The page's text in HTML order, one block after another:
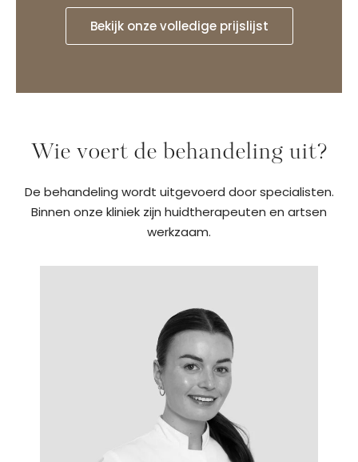
Bekijk onze volledige prijslijst
Wie voert de behandeling uit?
De behandeling wordt uitgevoerd door specialisten.
Binnen onze kliniek zijn huidtherapeuten en artsen
werkzaam.